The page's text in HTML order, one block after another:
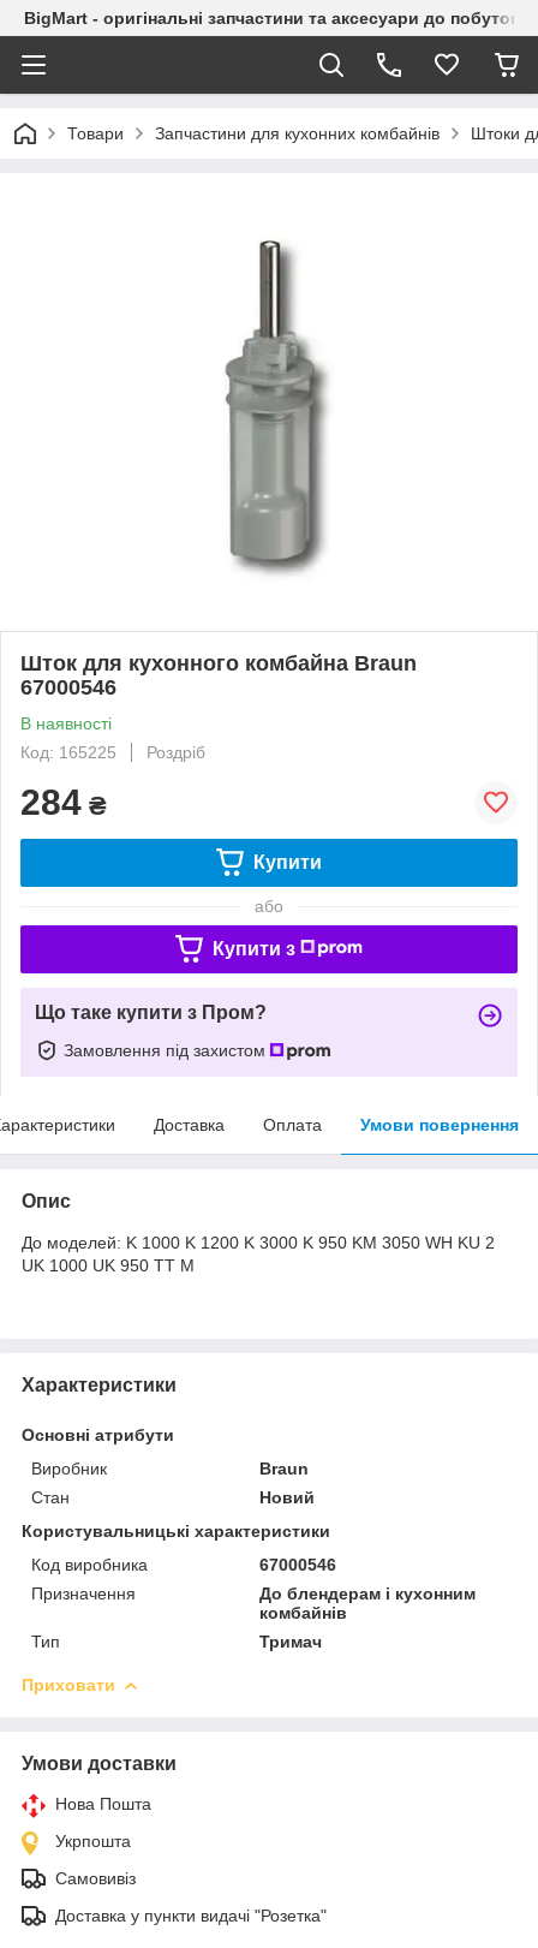
BigMart - оригінальні запчастини та аксесуари до побутової
Товари Запчастини для кухонних комбайнів Штоки
Шток для кухонного комбайна Braun
67000546
В наявності
Код: 165225
Роздріб
284 ₴
Купити
або
Купити з
Що таке купити з Пром?
Замовлення під захистом
Доставка Оплата Умови повернення
Опис
До моделей: K 1000 K 1200 K 3000 K 950 KM 3050 WH KU 2
UK 1000 UK 950 TT M
Характеристики
Основні атрибути
Виробник
Braun
Стан
Новий
Користувальницькі характеристики
Код виробника
67000546
Призначення
До блендерам і кухонним
комбайнів
Тип
Тримач
Приховати
Умови доставки
Нова Пошта
Укрпошта
Самовивіз
Доставка у пункти видачі "Розетка"